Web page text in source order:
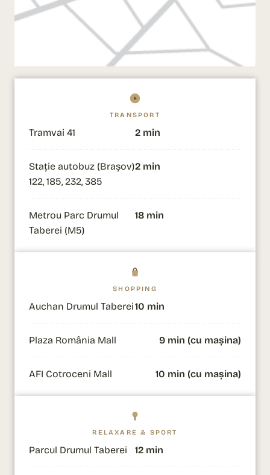
TRANSPORT
Tramvai 41 2 min
Stație autobuz (Brașov)
122, 185, 232, 385
2 min
Metrou Parc Drumul
Taberei (M5)
18 min
SHOPPING
Auchan Drumul Taberei10 min
Plaza România Mall 9 min (cu mașina)
AFI Cotroceni Mall 10 min (cu mașina)
RELAXARE & SPORT
Parcul Drumul Taberei 12 min